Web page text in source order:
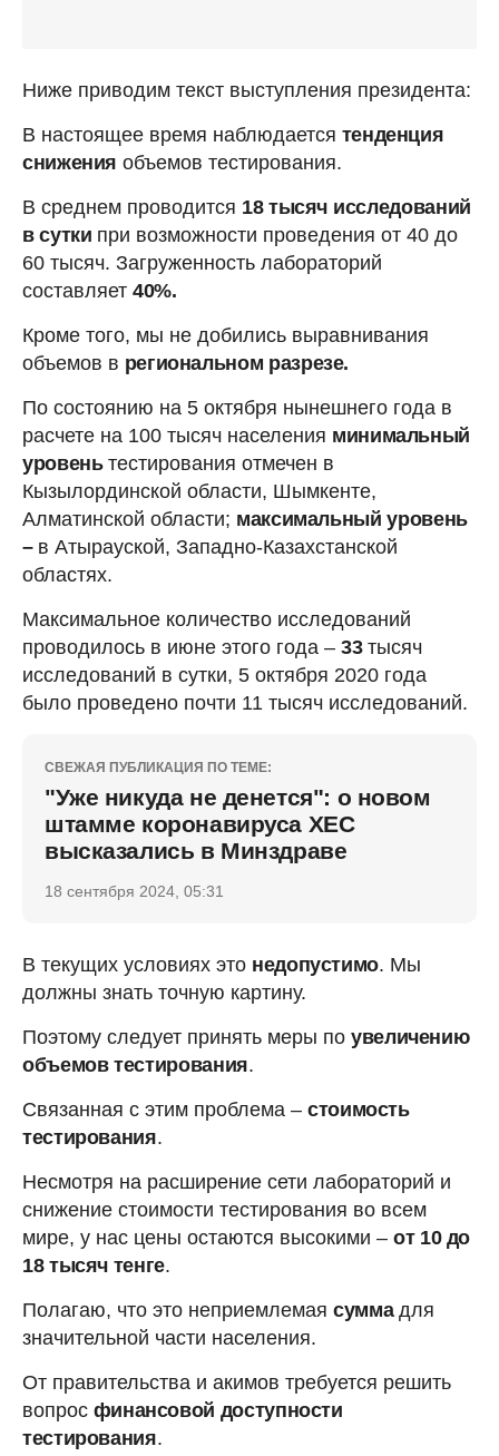
Ниже приводим текст выступления президента:
В настоящее время наблюдается тенденция
снижения объемов тестирования.
В среднем проводится 18 тысяч исследований
в сутки при возможности проведения от 40 до
60 тысяч. Загруженность лабораторий
составляет 40%.
Кроме того, мы не добились выравнивания
объемов в региональном разрезе.
По состоянию на 5 октября нынешнего года в
расчете на 100 тысяч населения минимальный
уровеньтестирования отмечен в
Кызылординской области, Шымкенте,
Алматинской области; максимальный уровень
– в Атырауской, Западно-Казахстанской
областях.
Максимальное количество исследований
проводилось в июне этого года – 33тысяч
исследований в сутки, 5 октября 2020 года
было проведено почти 11 тысяч исследований.
СВЕЖАЯ ПУБЛИКАЦИЯ ПО ТЕМЕ:
"Уже никуда не денется": о новом
штамме коронавируса ХЕС
высказались в Минздраве
18 сентября 2024, 05:31
В текущих условиях это недопустимо. Мы
должны знать точную картину.
Поэтому следует принять меры по увеличению
объемов тестирования.
Связанная с этим проблема – стоимость
тестирования.
Несмотря на расширение сети лабораторий и
снижение стоимости тестирования во всем
мире, у нас цены остаются высокими – от 10 до
18 тысяч тенге.
Полагаю, что это неприемлемая суммадля
значительной части населения.
От правительства и акимов требуется решить
вопрос финансовой доступности
тестирования.